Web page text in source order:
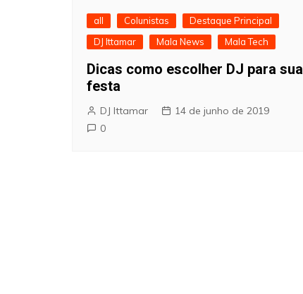
all Colunistas
Destaque Principal
DJ Ittamar
Mala News Mala Tech
Dicas como escolher DJ para sua
festa
DJ Ittamar
14 de junho de 2019
0